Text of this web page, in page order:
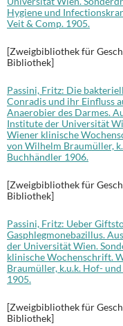
Hygiene und
Veit & Comp. 1905.
[Zweigbibliothek für
Bibliothek]
Passini, Fritz: Die
Conradis und ihr Einfluss
Anaerobier des Darmes.
Institute der Universität
Wiener klinische
von Wilhelm Braumüller,
Buchhändler 1906.
[Zweigbibliothek für
Bibliothek]
Passini, Fritz: Ueber
Gasphlegmonebazillus.
der Universität Wien.
klinische Wochenschrift.
Braumüller, k.u.k. Hof-
1905.
[Zweigbibliothek für
Bibliothek]